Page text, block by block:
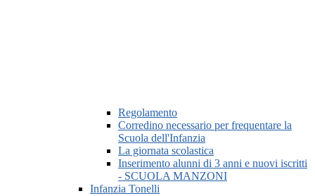
Regolamento
Corredino necessario per frequentare la
Scuola dell'Infanzia
La giornata scolastica
Inserimento alunni di 3 anni e nuovi iscritti
- SCUOLA MANZONI
Infanzia Tonelli